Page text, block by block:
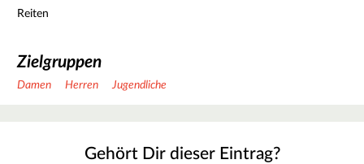
Reiten
Zielgruppen
Damen Herren Jugendliche
Gehört Dir dieser Eintrag?